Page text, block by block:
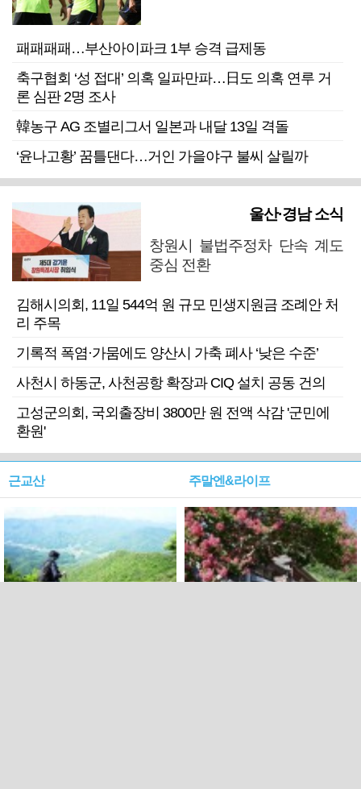
패패패패…부산아이파크 1부 승격 급제동
축구협회 ‘성 접대’ 의혹 일파만파…日도 의혹 연루 거
론 심판 2명 조사
韓농구 AG 조별리그서 일본과 내달 13일 격돌
‘윤나고황’ 꿈틀댄다…거인 가을야구 불씨 살릴까
울산·경남 소식
창원시 불법주정차 단속 계도
중심 전환
김해시의회, 11일 544억 원 규모 민생지원금 조례안 처
리 주목
기록적 폭염·가뭄에도 양산시 가축 폐사 ‘낮은 수준’
사천시 하동군, 사천공항 확장과 CIQ 설치 공동 건의
고성군의회, 국외출장비 3800만 원 전액 삭감 '군민에
환원'
근교산 주말엔&라이프